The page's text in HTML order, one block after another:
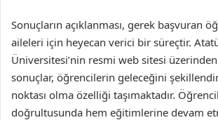
Sonuçların açıklanması, gerek başvuran
aileleri için heyecan verici bir süreçtir.
Üniversitesi’nin resmi web sitesi
sonuçlar, öğrencilerin geleceğini
noktası olma özelliği taşımaktadır.
doğrultusunda hem eğitimlerine devam